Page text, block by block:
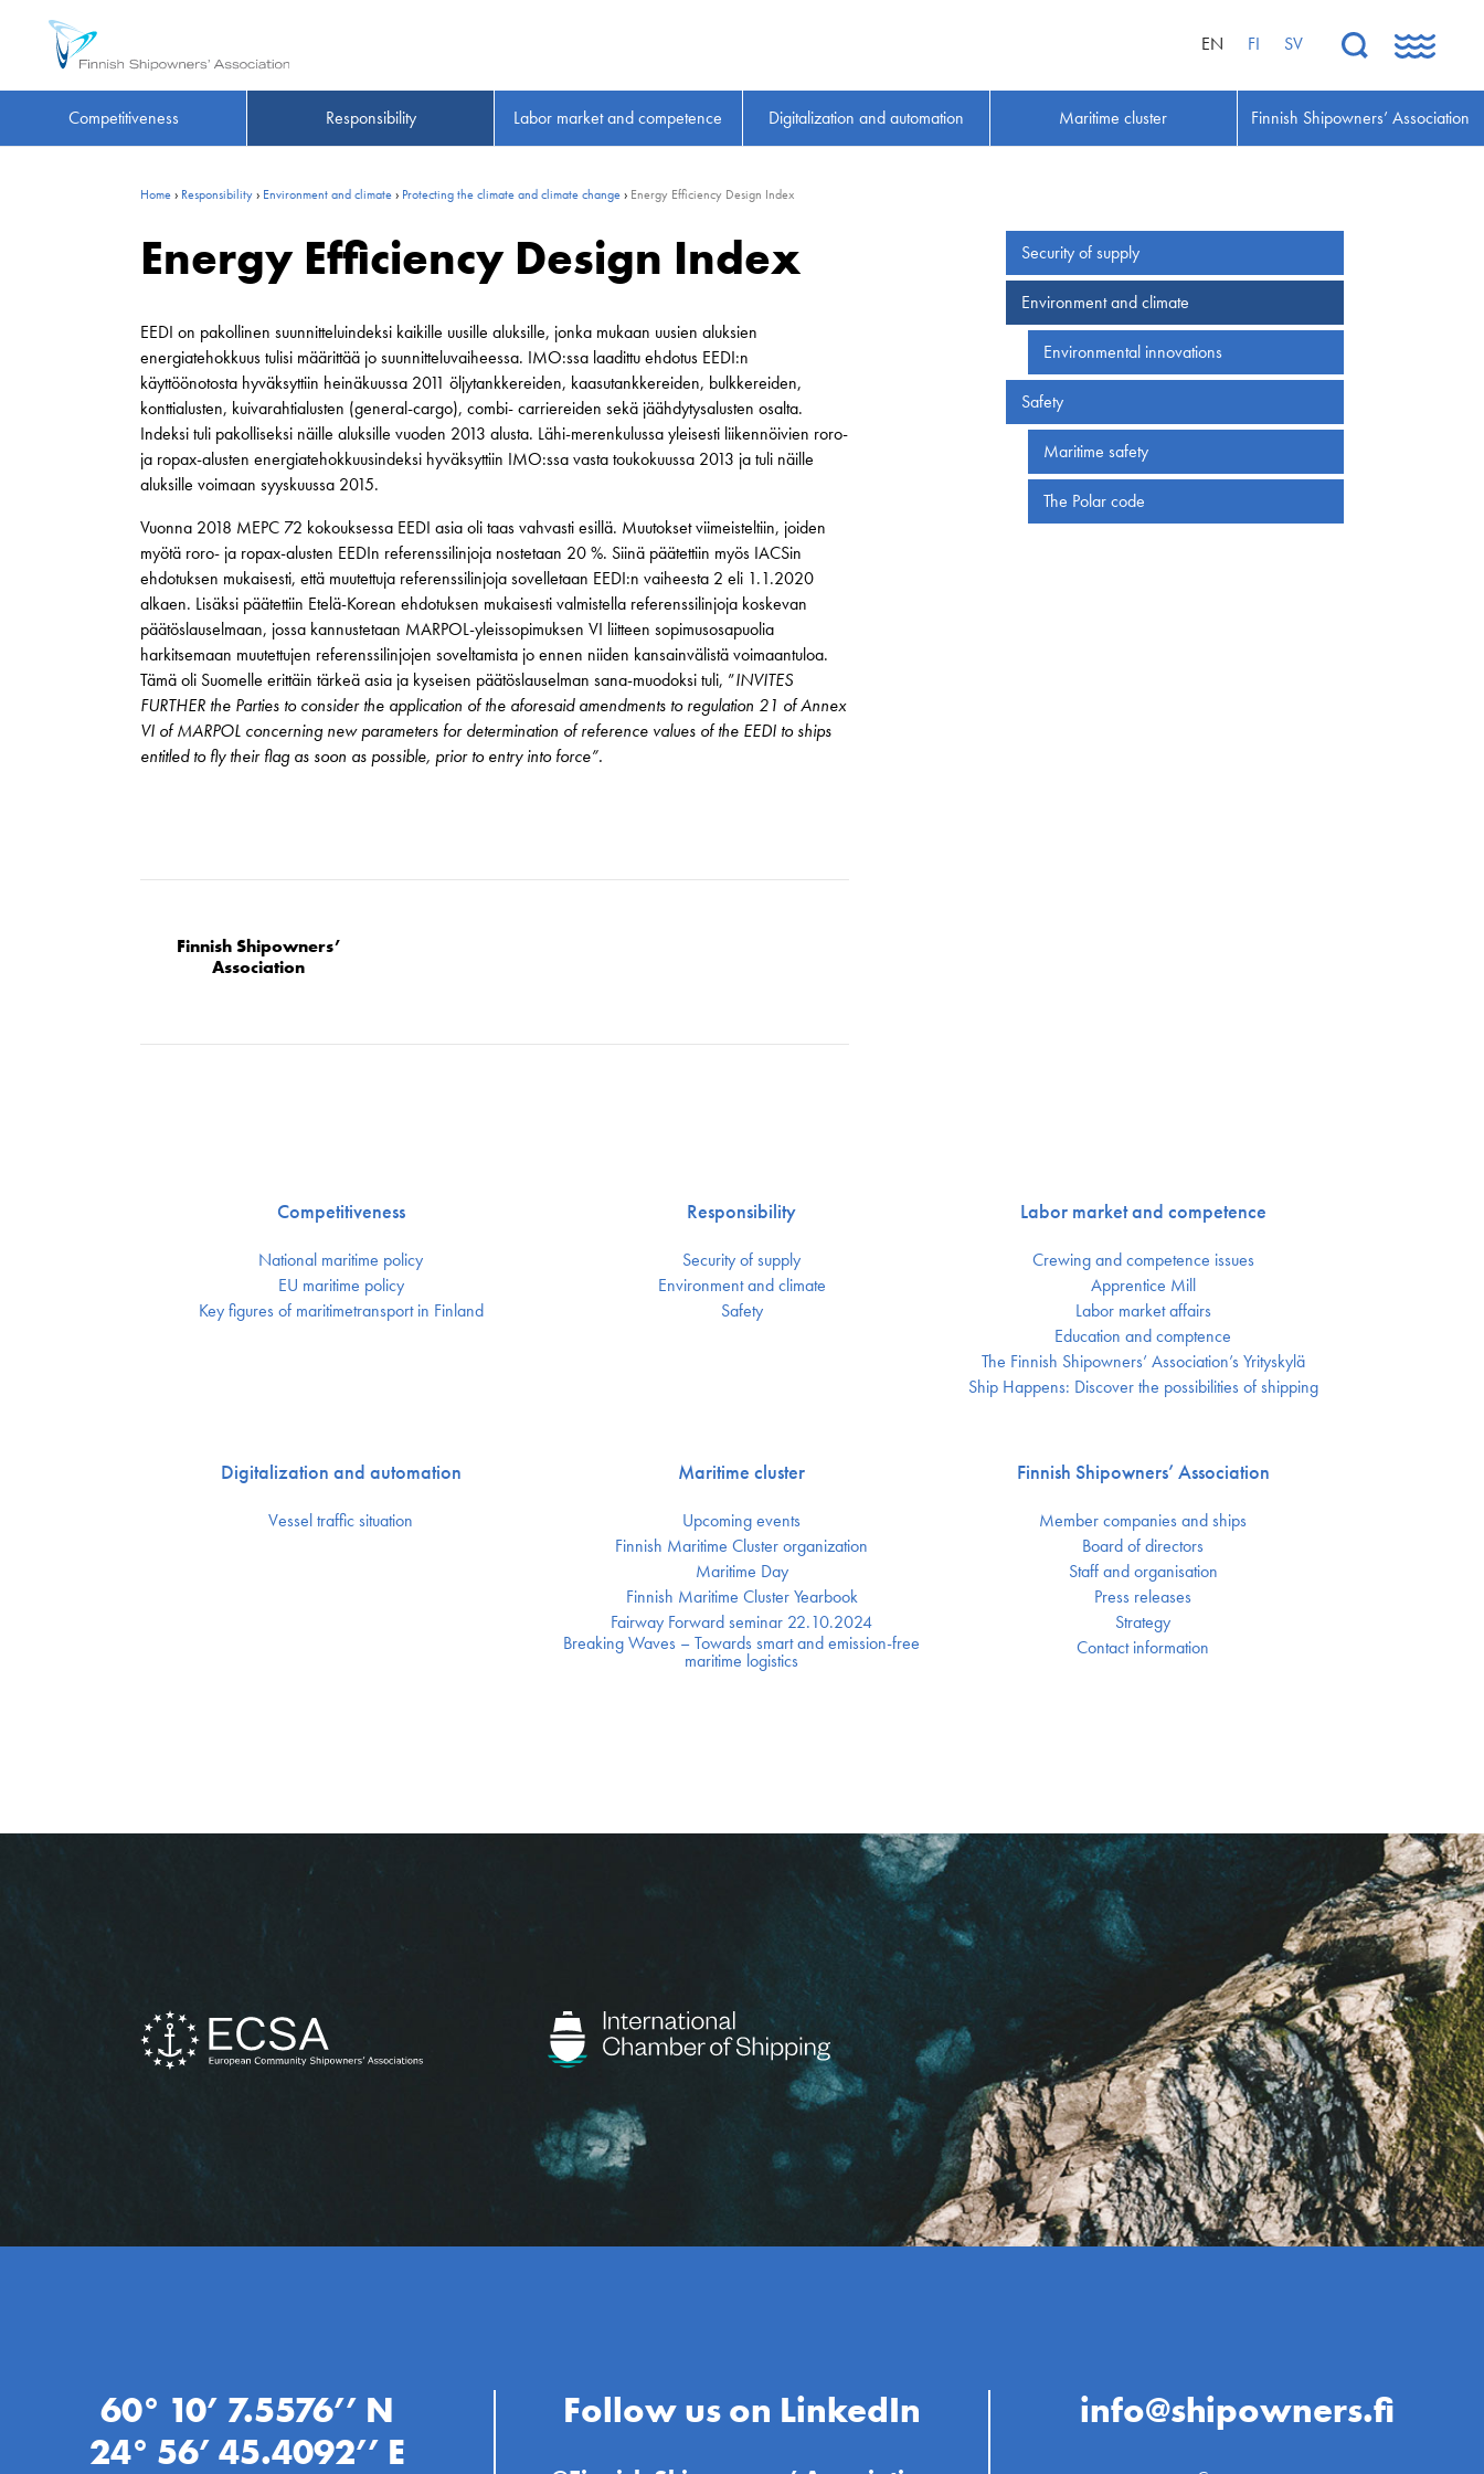
EN FI SV
Competitiveness Responsibility Labor market and competence Digitalization and automation Maritime cluster Finnish Shipowners’ Association
Home› Responsibility› Environment and climate› Protecting the climate and climate change› Energy Efficiency Design Index
Energy Efficiency Design Index
EEDI on pakollinen suunnitteluindeksi kaikille uusille aluksille, jonka mukaan uusien aluksien
energiatehokkuus tulisi määrittää jo suunnitteluvaiheessa. IMO:ssa laadittu ehdotus EEDI:n
käyttöönotosta hyväksyttiin heinäkuussa 2011 öljytankkereiden, kaasutankkereiden, bulkkereiden,
konttialusten, kuivarahtialusten (general-cargo), combi- carriereiden sekä jäähdytysalusten osalta.
Indeksi tuli pakolliseksi näille aluksille vuoden 2013 alusta. Lähi-merenkulussa yleisesti liikennöivien roro-
ja ropax-alusten energiatehokkuusindeksi hyväksyttiin IMO:ssa vasta toukokuussa 2013 ja tuli näille
aluksille voimaan syyskuussa 2015.
Vuonna 2018 MEPC 72 kokouksessa EEDI asia oli taas vahvasti esillä. Muutokset viimeisteltiin, joiden
myötä roro- ja ropax-alusten EEDIn referenssilinjoja nostetaan 20 %. Siinä päätettiin myös IACSin
ehdotuksen mukaisesti, että muutettuja referenssilinjoja sovelletaan EEDI:n vaiheesta 2 eli 1.1.2020
alkaen. Lisäksi päätettiin Etelä-Korean ehdotuksen mukaisesti valmistella referenssilinjoja koskevan
päätöslauselmaan, jossa kannustetaan MARPOL-yleissopimuksen VI liitteen sopimusosapuolia
harkitsemaan muutettujen referenssilinjojen soveltamista jo ennen niiden kansainvälistä voimaantuloa.
Tämä oli Suomelle erittäin tärkeä asia ja kyseisen päätöslauselman sana-muodoksi tuli, ”INVITES
FURTHER the Parties to consider the application of the aforesaid amendments to regulation 21 of Annex
VI of MARPOL concerning new parameters for determination of reference values of the EEDI to ships
entitled to fly their flag as soon as possible, prior to entry into force”.
Finnish Shipowners’
Association
Security of supply
Environment and climate
Environmental innovations
Safety
Maritime safety
The Polar code
Competitiveness
National maritime policy
EU maritime policy
Key figures of maritimetransport in Finland
Responsibility
Security of supply
Environment and climate
Safety
Labor market and competence
Crewing and competence issues
Apprentice Mill
Labor market affairs
Education and comptence
The Finnish Shipowners’ Association’s Yrityskylä
Ship Happens: Discover the possibilities of shipping
Digitalization and automation
Vessel traffic situation
Maritime cluster
Upcoming events
Finnish Maritime Cluster organization
Maritime Day
Finnish Maritime Cluster Yearbook
Fairway Forward seminar 22.10.2024
Breaking Waves – Towards smart and emission-free
maritime logistics
Finnish Shipowners’ Association
Member companies and ships
Board of directors
Staff and organisation
Press releases
Strategy
Contact information
60° 10’ 7.5576’’ N
24° 56’ 45.4092’’ E
Follow us on LinkedIn info@shipowners.fi